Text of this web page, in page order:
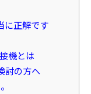
に正解です
機とは
討の方へ